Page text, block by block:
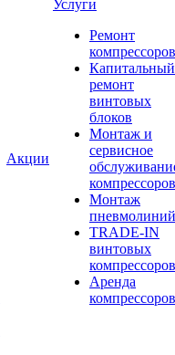
Акции
Услуги
Ремонт
компрессоров
Капитальный
ремонт
винтовых
блоков
Монтаж и
сервисное
компрессоров
Монтаж
пневмолиний
TRADE-IN
винтовых
компрессоров
Аренда
компрессоров